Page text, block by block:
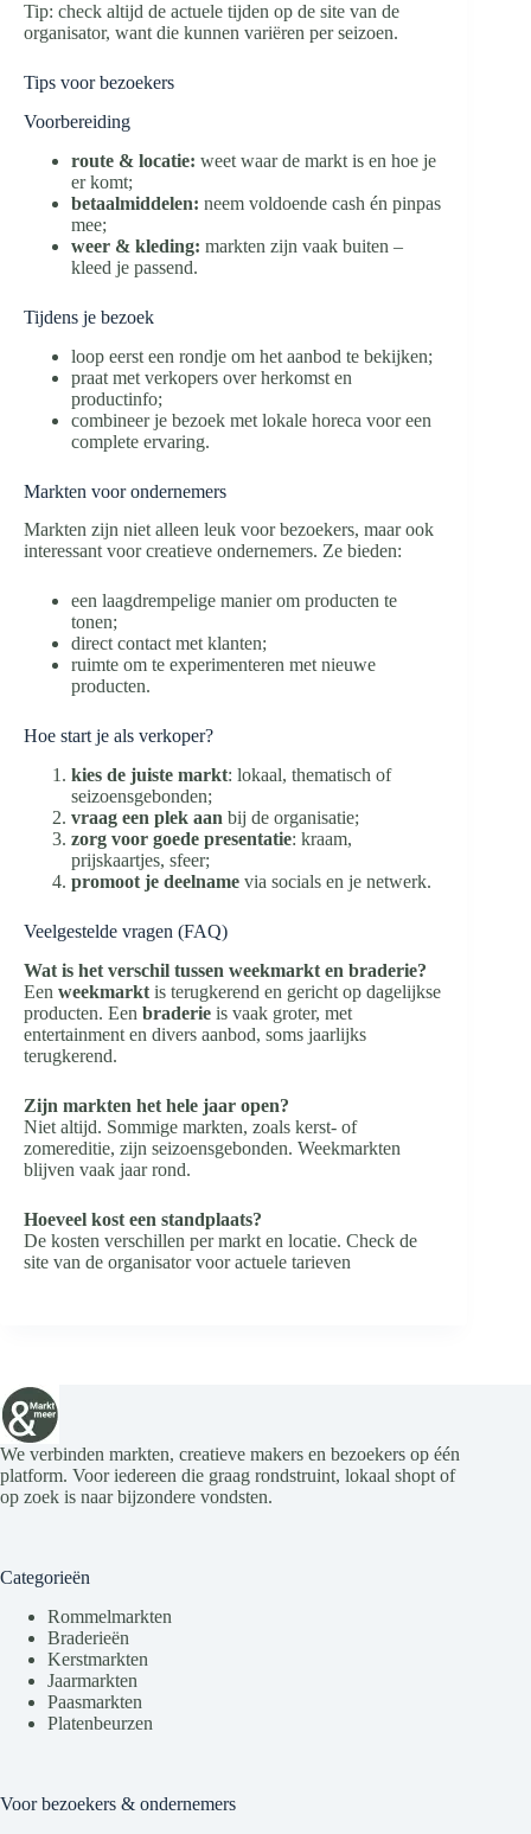
Tip: check altijd de actuele tijden op de site van de
organisator, want die kunnen variëren per seizoen.
Tips voor bezoekers
Voorbereiding
route & locatie: weet waar de markt is en hoe je
er komt;
betaalmiddelen: neem voldoende cash én pinpas
mee;
weer & kleding: markten zijn vaak buiten –
kleed je passend.
Tijdens je bezoek
loop eerst een rondje om het aanbod te bekijken;
praat met verkopers over herkomst en
productinfo;
combineer je bezoek met lokale horeca voor een
complete ervaring.
Markten voor ondernemers
Markten zijn niet alleen leuk voor bezoekers, maar ook
interessant voor creatieve ondernemers. Ze bieden:
een laagdrempelige manier om producten te
tonen;
direct contact met klanten;
ruimte om te experimenteren met nieuwe
producten.
Hoe start je als verkoper?
kies de juiste markt: lokaal, thematisch of
seizoensgebonden;
vraag een plek aan bij de organisatie;
zorg voor goede presentatie: kraam,
prijskaartjes, sfeer;
promoot je deelname via socials en je netwerk.
Veelgestelde vragen (FAQ)
Wat is het verschil tussen weekmarkt en braderie?
Een weekmarkt is terugkerend en gericht op dagelijkse
producten. Een braderie is vaak groter, met
entertainment en divers aanbod, soms jaarlijks
terugkerend.
Zijn markten het hele jaar open?
Niet altijd. Sommige markten, zoals kerst- of
zomereditie, zijn seizoensgebonden. Weekmarkten
blijven vaak jaar rond.
Hoeveel kost een standplaats?
De kosten verschillen per markt en locatie. Check de
site van de organisator voor actuele tarieven
We verbinden markten, creatieve makers en bezoekers op één
platform. Voor iedereen die graag rondstruint, lokaal shopt of
op zoek is naar bijzondere vondsten.
Categorieën
Rommelmarkten
Braderieën
Kerstmarkten
Jaarmarkten
Paasmarkten
Platenbeurzen
Voor bezoekers & ondernemers